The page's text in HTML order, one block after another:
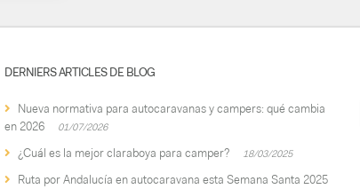
DERNIERS ARTICLES DE BLOG
Nueva normativa para autocaravanas y campers: qué cambia
en 2026
01/07/2026
¿Cuál es la mejor claraboya para camper? 18/03/2025
Ruta por Andalucía en autocaravana esta Semana Santa 2025